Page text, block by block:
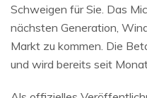
Schweigen für Sie. Das
nächsten Generation,
Markt zu kommen. Die
und wird bereits seit